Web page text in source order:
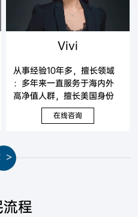
Vivi
从事经验10年多，擅长领域
：多年来一直服务于海内外
高净值人群，擅长美国身份
及海外资产配置，可以为您
提供全面咨询，有针对性地
在线咨询
>
程